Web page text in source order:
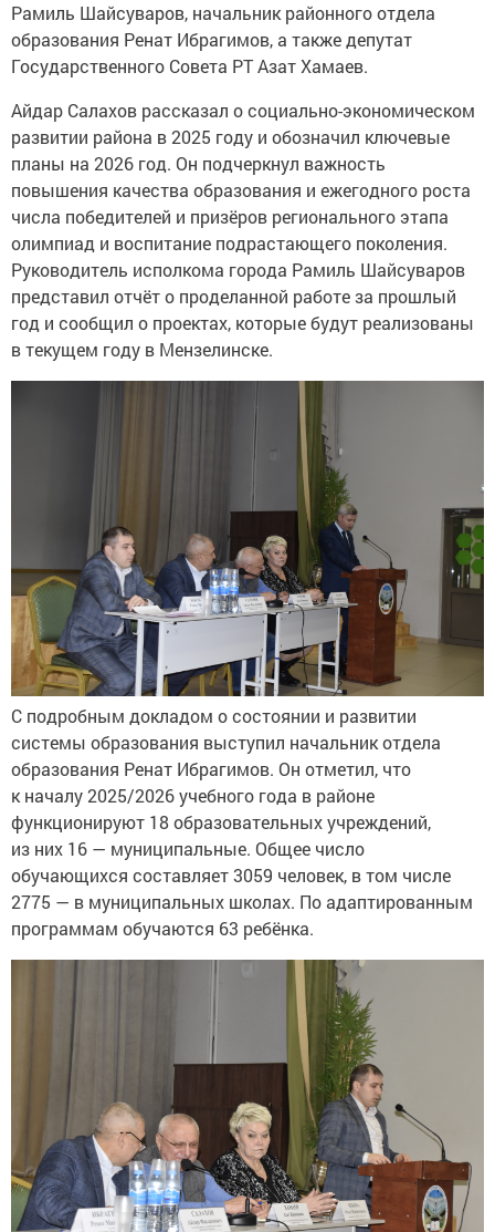
Рамиль Шайсуваров, начальник районного отдела
образования Ренат Ибрагимов, а также депутат
Государственного Совета РТ Азат Хамаев.
Айдар Салахов рассказал о социально-экономическом
развитии района в 2025 году и обозначил ключевые
планы на 2026 год. Он подчеркнул важность
повышения качества образования и ежегодного роста
числа победителей и призёров регионального этапа
олимпиад и воспитание подрастающего поколения.
Руководитель исполкома города Рамиль Шайсуваров
представил отчёт о проделанной работе за прошлый
год и сообщил о проектах, которые будут реализованы
в текущем году в Мензелинске.
С подробным докладом о состоянии и развитии
системы образования выступил начальник отдела
образования Ренат Ибрагимов. Он отметил, что
к началу 2025/2026 учебного года в районе
функционируют 18 образовательных учреждений,
из них 16 — муниципальные. Общее число
обучающихся составляет 3059 человек, в том числе
2775 — в муниципальных школах. По адаптированным
программам обучаются 63 ребёнка.